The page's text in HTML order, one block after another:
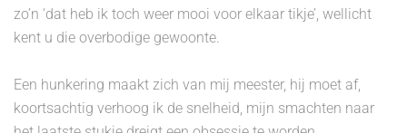
zo’n ‘dat heb ik toch weer mooi voor elkaar tikje’, wellicht
kent u die overbodige gewoonte.
Een hunkering maakt zich van mij meester, hij moet af,
koortsachtig verhoog ik de snelheid, mijn smachten naar